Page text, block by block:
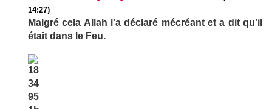
14:27)
Malgré cela Allah l'a déclaré mécréant et a dit qu'il
était dans le Feu.